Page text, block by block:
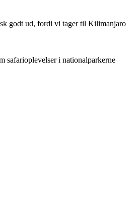
godt ud, fordi vi tager til Kilimanjaro
safarioplevelser i nationalparkerne